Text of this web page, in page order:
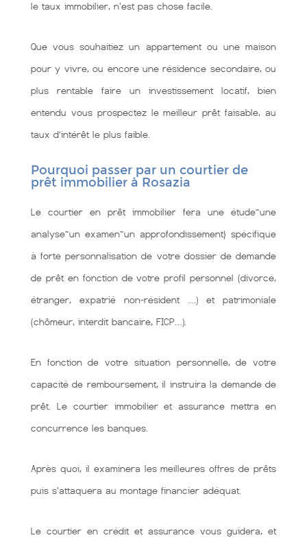
le taux immobilier, n'est pas chose facile.
Que vous souhaitiez un appartement ou une maison
pour y vivre, ou encore une résidence secondaire, ou
plus rentable faire un investissement locatif, bien
entendu vous prospectez le meilleur prêt faisable, au
taux d’intérêt le plus faible.
Pourquoi passer par un courtier de
prêt immobilier à Rosazia
Le courtier en prêt immobilier fera une étude~une
analyse~un examen~un approfondissement} spécifique
à forte personnalisation de votre dossier de demande
de prêt en fonction de votre profil personnel (divorcé,
étranger, expatrié non-résident …) et patrimoniale
(chômeur, interdit bancaire, FICP…).
En fonction de votre situation personnelle, de votre
capacité de remboursement, il instruira la demande de
prêt. Le courtier immobilier et assurance mettra en
concurrence les banques.
Après quoi, il examinera les meilleures offres de prêts
puis s'attaquera au montage financier adéquat.
Le courtier en crédit et assurance vous guidera, et